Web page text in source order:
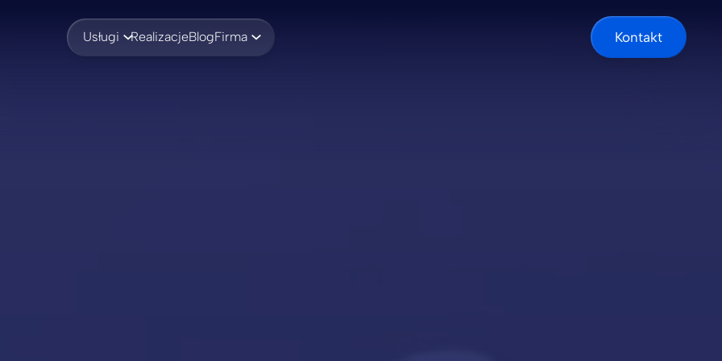
Usługi
RealizacjeBlogFirma Kontakt